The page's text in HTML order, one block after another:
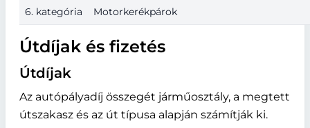
6. kategória Motorkerékpárok
Útdíjak és fizetés
Útdíjak
Az autópályadíj összegét járműosztály, a megtett
útszakasz és az út típusa alapján számítják ki.